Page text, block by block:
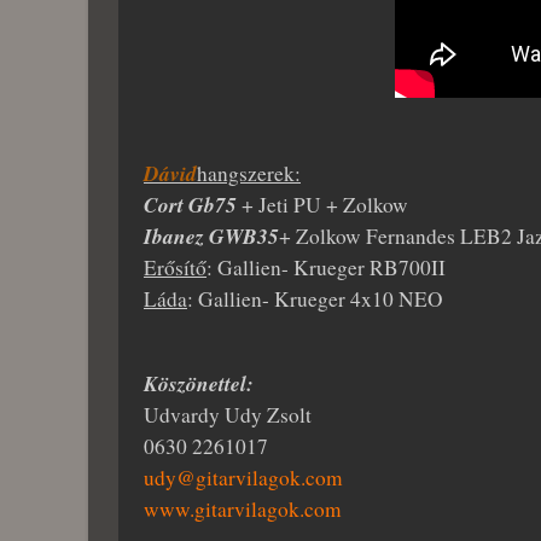
Dávidhangszerek:
Cort Gb75+ Jeti PU + Zolkow
Ibanez GWB35+ Zolkow Fernandes LEB2
Erősítő: Gallien- Krueger RB700II
Láda: Gallien- Krueger 4x10 NEO
Köszönettel:
Udvardy Udy Zsolt
0630 2261017
udy@gitarvilagok.com
www.gitarvilagok.com